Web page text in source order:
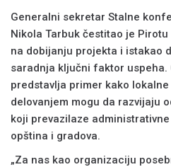
Generalni sekretar Stalne
Nikola Tarbuk čestitao je
na dobijanju projekta i istakao
saradnja ključni faktor
predstavlja primer kako
delovanjem mogu da razvijaju
koji prevazilaze
opština i gradova.
„Za nas kao organizaciju